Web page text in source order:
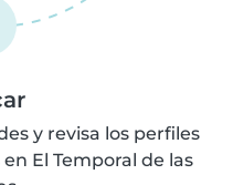
y revisa los perfiles
El Temporal de las